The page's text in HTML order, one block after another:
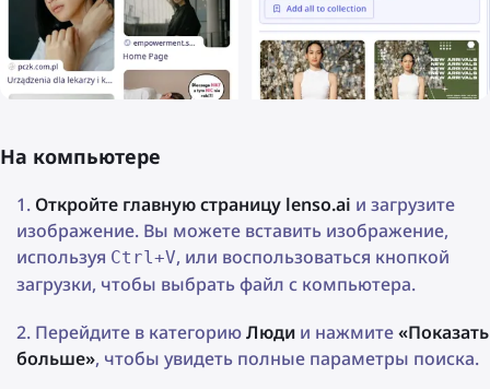
На компьютере
Откройте главную страницу lenso.ai и загрузите
изображение. Вы можете вставить изображение,
используя Ctrl+V, или воспользоваться кнопкой
загрузки, чтобы выбрать файл с компьютера.
Перейдите в категориюЛюди и нажмите«Показать
больше», чтобы увидеть полные параметры поиска.